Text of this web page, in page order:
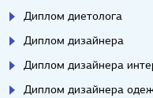
Диплом диетолога
Диплом дизайнера
Диплом дизайнера
Диплом дизайнера